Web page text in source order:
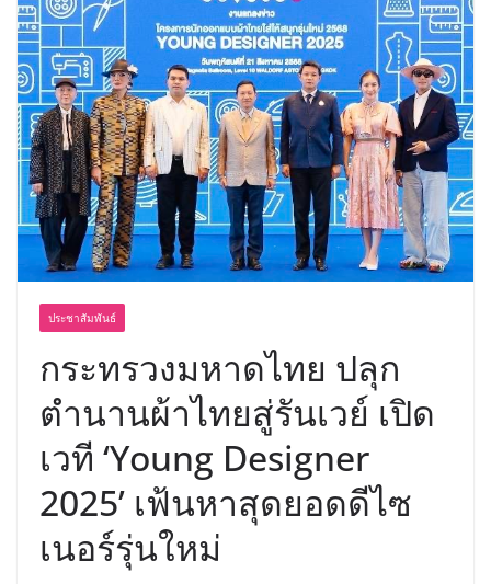
Guangzhou Yinghao School เผยวิสัย
ทัศน์การศึกษาที่พร้อมรับอนาคต “เราไม่
ได้เตรียมนักเรียนเพียงเพื่อก้าวเข้าสู่
มหาวิทยาลัยเท่านั้น แต่ยังเตรียมพวก
เขาให้พร้อมเป็นผู้กำหนดอนาคต”
ประชาสัมพันธ์
กระทรวงมหาดไทย ปลุก
ตำนานผ้าไทยสู่รันเวย์ เปิด
เวที ‘Young Designer
2025’ เฟ้นหาสุดยอดดีไซ
เนอร์รุ่นใหม่